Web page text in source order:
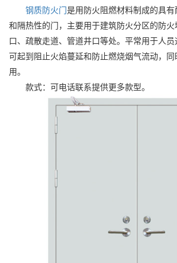
钢质防火门是用防火阻燃材料制成的具
和隔热性的门，主要用于建筑防火分区的防火
口、疏散走道、管道井口等处。平常用于人
可起到阻止火焰蔓延和防止燃烧烟气流动，
用。
款式：可电话联系提供更多款型。